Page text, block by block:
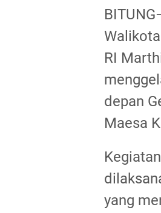
RI
depan
Maesa
yang